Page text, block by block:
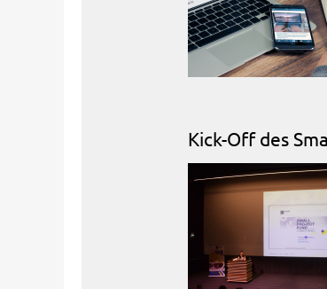
Kick-Off des